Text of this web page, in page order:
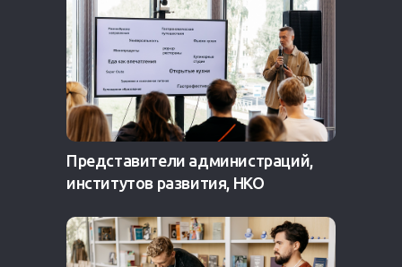
Представители администраций,
институтов развития, НКО